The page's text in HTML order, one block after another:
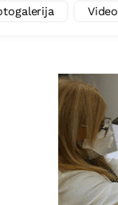
Video